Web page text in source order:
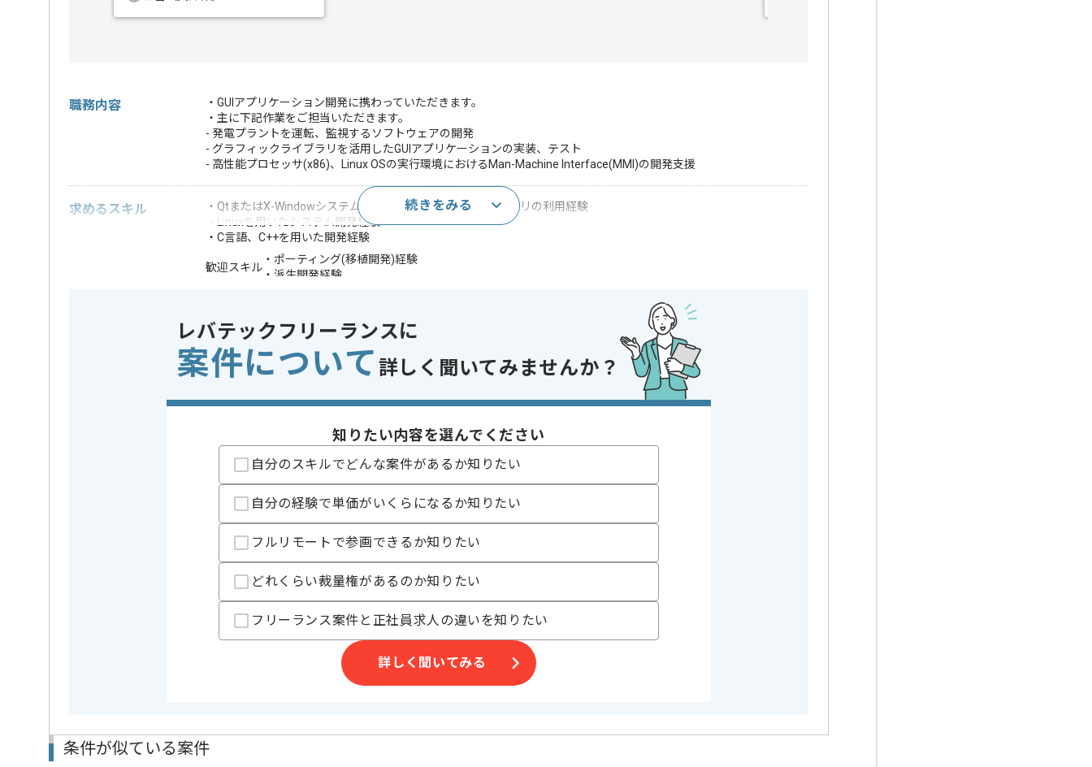
職務内容
・GUIアプリケーション開発に携わっていただきます。
・主に下記作業をご担当いただきます。
- 発電プラントを運転、監視するソフトウェアの開発
- グラフィックライブラリを活用したGUIアプリケーションの実装、テスト
- 高性能プロセッサ(x86)、Linux OSの実行環境におけるMan-Machine Interface(MMI)の開発支援
求めるスキル
・QtまたはX-Windowシステムを用いたグラフィックライブラリの利用経験
・Linuxを用いたシステム開発経験
・C言語、C++を用いた開発経験
歓迎スキル
・ポーティング(移植開発)経験
・派生開発経験
この案件で扱う技術 OS Linux
特徴
長期プロジェクト
精算条件
精算基準時間
140時間〜180時間
週5日常駐での作業を想定しております。
これまでのご経験を活かしたい方におすすめの案件です。
ぜひ一度、ご商談で雰囲気等掴んでいただき、参画のご判断いただければ幸いです。
続きをみる
レバテックフリーランスに
案件について 詳しく聞いてみませんか？
知りたい内容を選んでください
自分のスキルでどんな案件があるか知りたい
自分の経験で単価がいくらになるか知りたい
フルリモートで参画できるか知りたい
どれくらい裁量権があるのか知りたい
フリーランス案件と正社員求人の違いを知りたい
詳しく聞いてみる
条件が似ている案件